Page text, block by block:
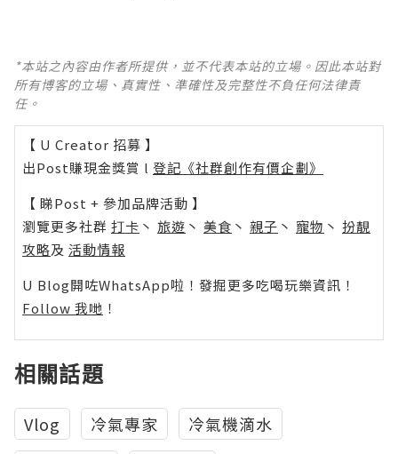
*本站之內容由作者所提供，並不代表本站的立場。因此本站對
所有博客的立場、真實性、準確性及完整性不負任何法律責
任。
【 U Creator 招募 】
出Post賺現金獎賞 l 登記《社群創作有價企劃》
【 睇Post + 參加品牌活動 】
瀏覽更多社群 打卡 丶 旅遊 丶 美食 丶 親子 丶 寵物 丶 扮靚
攻略及 活動情報
U Blog開咗WhatsApp啦！發掘更多吃喝玩樂資訊！
Follow 我哋 ！
相關話題
Vlog 冷氣專家
冷氣機滴水